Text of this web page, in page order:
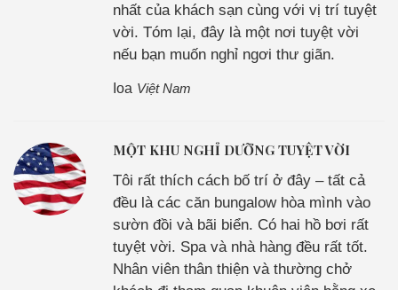
nhất của khách sạn cùng với vị trí tuyệt
vời. Tóm lại, đây là một nơi tuyệt vời
nếu bạn muốn nghỉ ngơi thư giãn.
Ioa Việt Nam
MỘT KHU NGHỈ DƯỠNG TUYỆT VỜI
Tôi rất thích cách bố trí ở đây – tất cả
đều là các căn bungalow hòa mình vào
sườn đồi và bãi biển. Có hai hồ bơi rất
tuyệt vời. Spa và nhà hàng đều rất tốt.
Nhân viên thân thiện và thường chở